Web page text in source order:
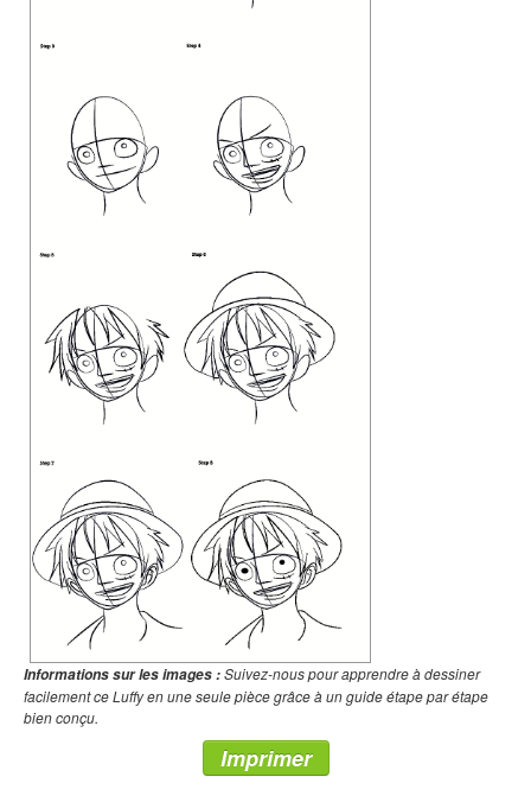
Informations sur les images :Suivez-nous pour apprendre à dessiner
facilement ce Luffy en une seule pièce grâce à un guide étape par étape
bien conçu.
Imprimer